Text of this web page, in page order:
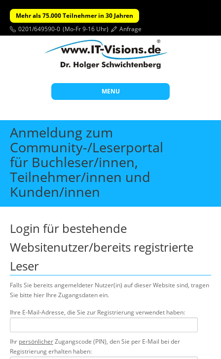
Mehr als 75.000 Teilnehmer in 30 Jahren
0201/649590-0 (Mo-Fr 9-16 Uhr) Anfrage
MENU
Start
Themen
Beratung
Individuelle Schulungen
Offene Seminare
Über uns
Suche
Anmeldung zum
Community-/Leserportal
für Buchleser/innen,
Teilnehmer/innen und
Kunden/innen
Login für bestehende
Websitenutzer/bereits registrierte
Leser
Falls Sie bereits angemeldeter Nutzer(in) auf dieser Website sind, tragen
Sie bitte hier Ihre Zugangsdaten ein.
Ihre E-Mail-Adresse, die Sie zur Registrierung verwendet haben:
Ihr persönlicherZugangscode (PIN), den Sie per E-Mail bei der
Registrierung erhalten haben: